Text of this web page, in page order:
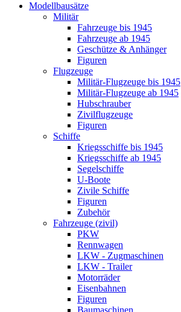
Modellbausätze
Militär
Fahrzeuge bis 1945
Fahrzeuge ab 1945
Geschütze & Anhänger
Figuren
Flugzeuge
Militär-Flugzeuge bis 1945
Militär-Flugzeuge ab 1945
Hubschrauber
Zivilflugzeuge
Figuren
Schiffe
Kriegsschiffe bis 1945
Kriegsschiffe ab 1945
Segelschiffe
U-Boote
Zivile Schiffe
Figuren
Zubehör
Fahrzeuge (zivil)
PKW
Rennwagen
LKW - Zugmaschinen
LKW - Trailer
Motorräder
Eisenbahnen
Figuren
Baumaschinen